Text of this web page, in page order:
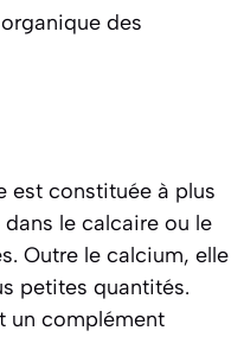
des
est constituée à plus
le calcaire ou le
Outre le calcium, elle
petites quantités.
un complément